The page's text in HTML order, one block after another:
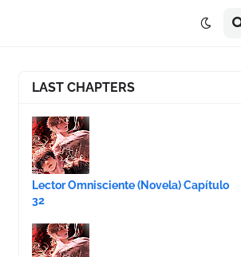
LAST CHAPTERS
Lector Omnisciente (Novela) Capítulo
32